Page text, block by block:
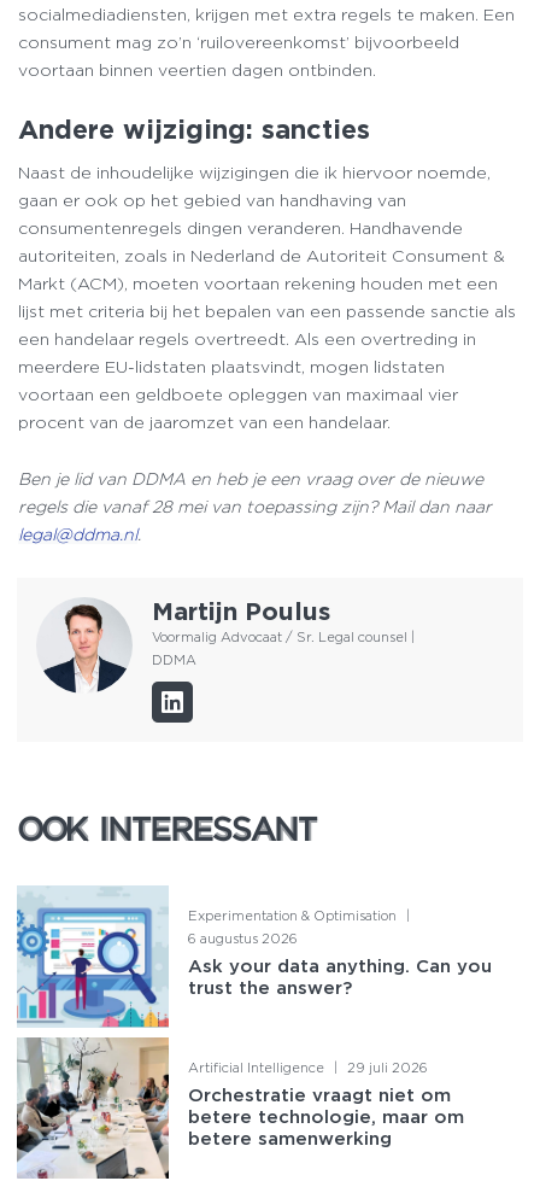
socialmediadiensten, krijgen met extra regels te maken. Een
consument mag zo’n ‘ruilovereenkomst’ bijvoorbeeld
voortaan binnen veertien dagen ontbinden.
Andere wijziging: sancties
Naast de inhoudelijke wijzigingen die ik hiervoor noemde,
gaan er ook op het gebied van handhaving van
consumentenregels dingen veranderen. Handhavende
autoriteiten, zoals in Nederland de Autoriteit Consument &
Markt (ACM), moeten voortaan rekening houden met een
lijst met criteria bij het bepalen van een passende sanctie als
een handelaar regels overtreedt. Als een overtreding in
meerdere EU-lidstaten plaatsvindt, mogen lidstaten
voortaan een geldboete opleggen van maximaal vier
procent van de jaaromzet van een handelaar.
Ben je lid van DDMA en heb je een vraag over de nieuwe
regels die vanaf 28 mei van toepassing zijn? Mail dan naar
legal@ddma.nl.
Martijn Poulus
Voormalig Advocaat / Sr. Legal counsel |
DDMA
OOK INTERESSANT
OOK INTERESSANT
Experimentation & Optimisation
|
6 augustus 2026
Ask your data anything. Can you
trust the answer?
Artificial Intelligence | 29 juli 2026
Orchestratie vraagt niet om
betere technologie, maar om
betere samenwerking